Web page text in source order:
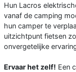
Hun Lacros
vanaf de camping
hun camper te
uitzichtpunt fietsen
onvergetelijke
Ervaar het zelf! Een